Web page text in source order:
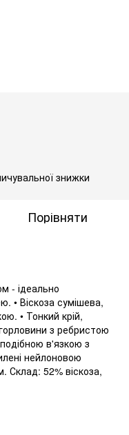
знижки
Порівняти
- ідеально
• Віскоза сумішева,
• Тонкий крій,
з ребристою
в'язкою з
нейлоновою
Склад: 52% віскоза,